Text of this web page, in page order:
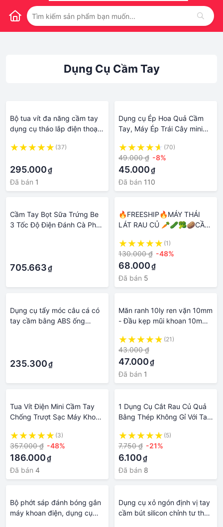
Dụng Cụ Cầm Tay
Bộ tua vít đa năng cầm tay
dụng cụ tháo lắp điện thoại
linh kiện nhỏ gọn tiện dụng
(37)
295.000₫
Đã bán 1
Dụng cụ Ép Hoa Quả Cầm
Tay, Máy Ép Trái Cây mini
Hót
(70)
49.000 ₫ -8%
45.000₫
Đã bán 110
Cầm Tay Bọt Sữa Trứng Be
3 Tốc Độ Điện Đánh Cà Phê
705.663₫
🔥FREESHIP🔥MÁY THÁI
LÁT RAU CỦ 🥕🥒🥦🥔CẦM
Cụ Thái Rau Củ Quả Đa
Năng VEGETABLE CUTT
(1)
130.000 ₫ -48%
68.000₫
Đã bán 5
Dụng cụ tẩy móc câu cá có
tay cầm bằng ABS ống
235.300₫
Măn ranh 10ly ren vặn 10mm
- Đầu kẹp mũi khoan 10mm -
tay
(21)
43.000 ₫
47.000₫
Đã bán 1
Tua Vít Điện Mini Cầm Tay
Chống Trượt Sạc Máy Khoan
Đình Sửa Chữa Tự Làm Dụng
Cụ Điện U
(3)
357.000 ₫ -48%
186.000₫
Đã bán 4
1 Dụng Cụ Cắt Rau Củ Quả
Bằng Thép Không Gỉ Với Tay
(5)
7.750 ₫ -21%
6.100₫
Đã bán 8
Bộ phớt sáp đánh bóng gắn
máy khoan điện, dụng cụ
Dụng cụ xỏ ngón định vị tay
cầm bút silicon chỉnh tư thế,